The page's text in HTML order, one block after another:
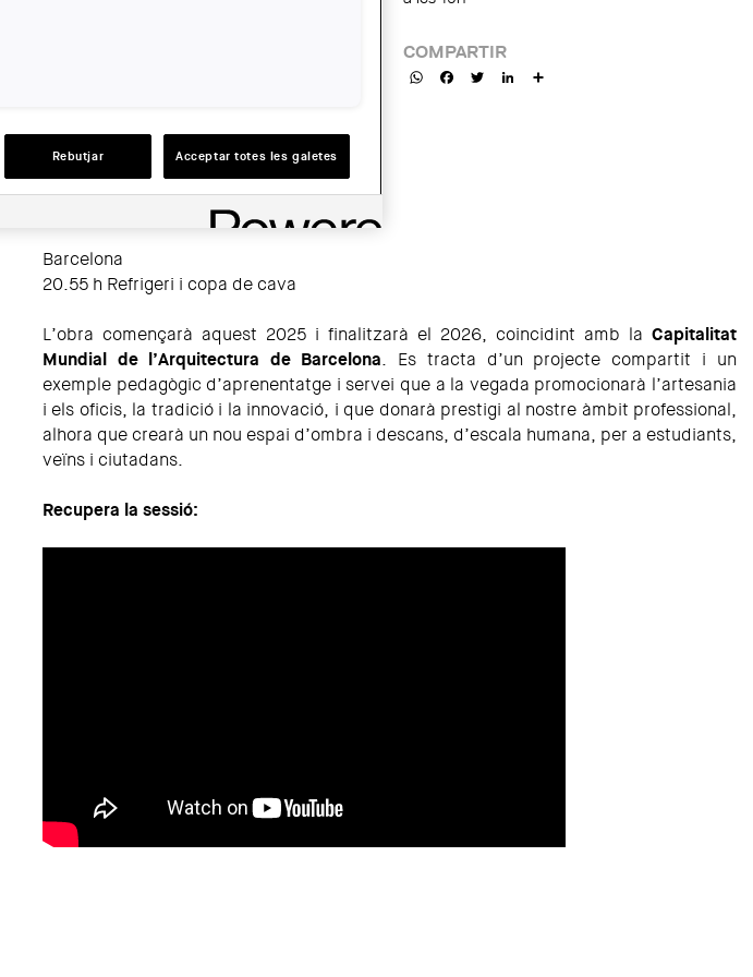
COMPARTIR
WhatsAppFacebookTwitterLinkedIn
Barcelona
20.55 h Refrigeri i copa de cava
L’obra començarà aquest 2025 i finalitzarà el 2026, coincidint amb la Capitalitat
Mundial de l’Arquitectura de Barcelona. Es tracta d’un projecte compartit i un
exemple pedagògic d’aprenentatge i servei que a la vegada promocionarà l’artesania
i els oficis, la tradició i la innovació, i que donarà prestigi al nostre àmbit professional,
alhora que crearà un nou espai d’ombra i descans, d’escala humana, per a estudiants,
veïns i ciutadans.
Recupera la sessió:
Rebutjar Acceptar totes les galetes